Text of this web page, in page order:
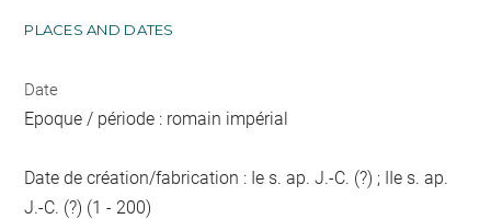
PLACES AND DATES
Date
Epoque / période : romain impérial
Date de création/fabrication : Ie s. ap. J.-C. (?) ; IIe s. ap.
J.-C. (?) (1 - 200)